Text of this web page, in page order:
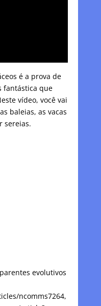
é a prova de
fantástica que
vídeo, você vai
baleias, as vacas
sereias.
evolutivos
ncomms7264,